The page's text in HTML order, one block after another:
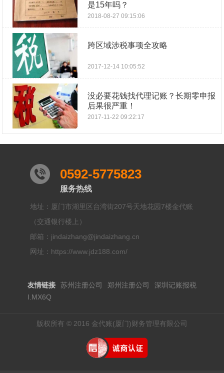
是15年吗？
2018-08-27 09:15:06
跨区域涉税事项全攻略
2017-12-14 10:05:52
没必要花钱找代理记账？长期零申报
后果很严重！
2017-11-22 09:22:17
0592-5775823
服务热线
地址：厦门市湖里区台湾街207号天地花园7楼金代账
（交通银行楼上）
邮箱：jindaizhang@jindaizhang.cn
网址：https://www.jdz188.com/
友情链接 苏州注册公司 郑州注册公司
深圳记账报税
I.MX6Q
版权所有 © 2016 金代账(厦门)财务管理有限公司